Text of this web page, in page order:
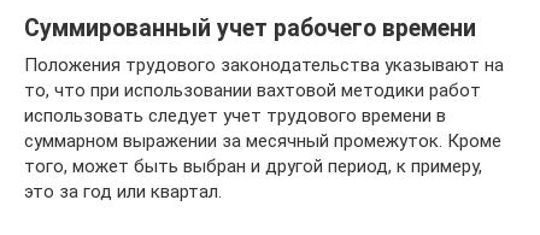
Суммированный учет рабочего времени
Положения трудового законодательства указывают на
то, что при использовании вахтовой методики работ
использовать следует учет трудового времени в
суммарном выражении за месячный промежуток. Кроме
того, может быть выбран и другой период, к примеру,
это за год или квартал.